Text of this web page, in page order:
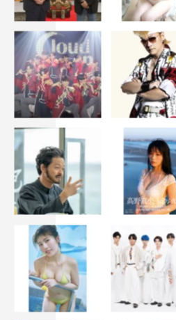
～20日（月）23：59
2021年9月12日（日）公演：生
～20日（月）23：59
チケット販売価格（税込）：通
dTV会員特別価格 2,720円
※上記料金には券売システム利
まれます。
※dTV会員特別価格は、dTV会員
す。
チケット販売サイト： https://
★9月の新着ラインナップ特設ペ
https://bit.ly/3Dc9VdP
dTVサービスサイト：
https://
dTVに関する情報まとめサイト